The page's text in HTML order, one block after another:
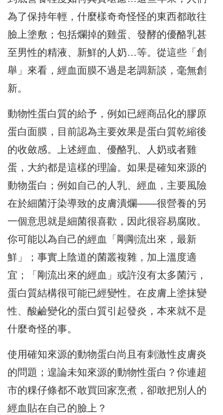
為了保持年輕，什麼樣奇奇怪怪的東西都敢往
臉上塗敷；包括爛掉的雞蛋、發酵的優酪乳甚
至男性的精液、新鮮的人奶…等。從這些「創
舉」來看，經血面膜不過是老調新談，毫無創
新。
動物性蛋白質的給予，例如已經商品化的膠原
蛋白面膜，目前認為主要效果是蛋白質乾縮後
的收斂感。上述經血、優酪乳、人奶或者雞
蛋，大約都是這樣的理論。如果是確知來源的
動物蛋白；例如自己的人乳、經血，主要風險
在於細菌汙染導致的皮膚潰爛——很營養的另
一個意思就是細菌很喜歡，因此很容易腐敗。
你可能以為自己的經血「剛剛流出來，最新
鮮」；事實上陰道的菌叢複雜，加上溫度適
宜；「剛流出來的經血」或許沒有太多菌污，
蛋白質結構很可能已經變性。在皮膚上塗抹變
性、酸鹼變化的蛋白質引起發炎，本來就不是
什麼奇怪的事。
使用確知來源的動物蛋白尚且有刺激性皮膚炎
的問題；遑論未知來源的動物性蛋白？你連超
市的粿仔條都不敢買回家烹煮，卻敢把別人的
經血貼在自己的臉上？